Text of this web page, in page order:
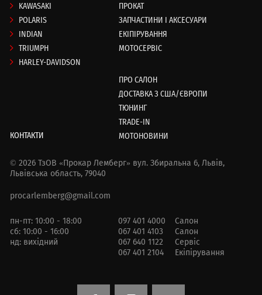
KAWASAKI
POLARIS
INDIAN
TRIUMPH
HARLEY-DAVIDSON
ПРОКАТ
ЗАПЧАСТИНИ І АКСЕСУАРИ
ЕКІПІРУВАННЯ
МОТОСЕРВІС
ПРО САЛОН
ДОСТАВКА З США/ЄВРОПИ
ТЮНИНГ
TRADE-IN
МОТОНОВИНИ
КОНТАКТИ
© 2026 ТзОВ «Прокар Лемберг» вул. Збиральна 6, Львів,
Львівська область, 79040
procarlemberg@gmail.com
пн-пт: 10:00 - 18:00
сб: 10:00 - 16:00
нд: вихідний
097 401 4000
Салон
067 401 4103
Салон
067 640 1122
Сервіс
067 401 2104
Екіпірування